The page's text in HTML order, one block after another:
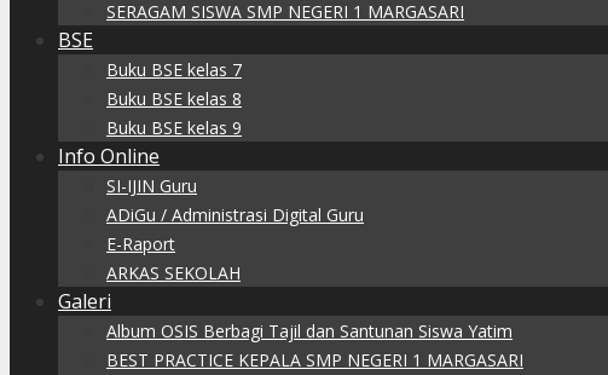
SERAGAM SISWA SMP NEGERI 1 MARGASARI
BSE
Buku BSE kelas 7
Buku BSE kelas 8
Buku BSE kelas 9
Info Online
SI-IJIN Guru
ADiGu / Administrasi Digital Guru
E-Raport
ARKAS SEKOLAH
Galeri
Album OSIS Berbagi Tajil dan Santunan Siswa Yatim
BEST PRACTICE KEPALA SMP NEGERI 1 MARGASARI